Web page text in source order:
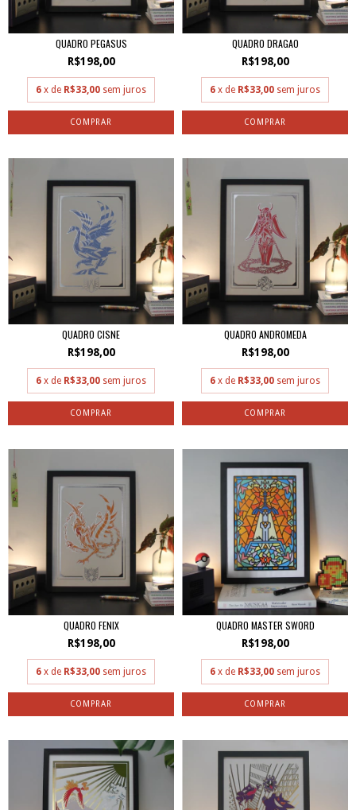
QUADRO PEGASUS
R$198,00
6 x de R$33,00 sem juros
QUADRO DRAGAO
R$198,00
6 x de R$33,00 sem juros
QUADRO CISNE
R$198,00
6 x de R$33,00 sem juros
QUADRO ANDROMEDA
R$198,00
6 x de R$33,00 sem juros
QUADRO FENIX
R$198,00
6 x de R$33,00 sem juros
QUADRO MASTER SWORD
R$198,00
6 x de R$33,00 sem juros